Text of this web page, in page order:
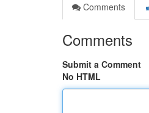
Comments
Comments
Submit a Comment
No HTML